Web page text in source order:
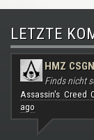
LETZTE
HMZ CSGN
Finds nicht
Assassin's Creed
ago